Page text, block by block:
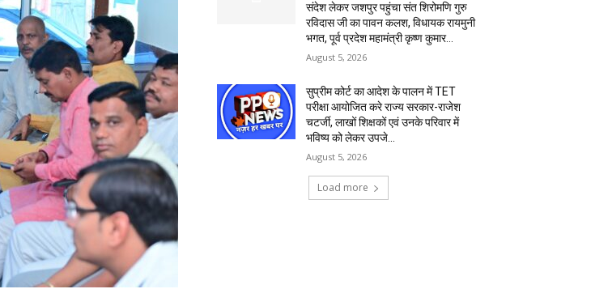
संदेश लेकर जशपुर पहुंचा संत शिरोमणि गुरु
रविदास जी का पावन कलश, विधायक रायमुनी
भगत, पूर्व प्रदेश महामंत्री कृष्ण कुमार...
August 5, 2026
सुप्रीम कोर्ट का आदेश के पालन में TET
परीक्षा आयोजित करे राज्य सरकार-राजेश
चटर्जी, लाखों शिक्षकों एवं उनके परिवार में
भविष्य को लेकर उपजे...
August 5, 2026
Load more